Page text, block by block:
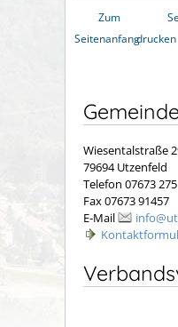
Zum
Seitenanfangdrucken
Wiesentalstraße
79694 Utzenfeld
Telefon 07673 275
Fax 07673 91457
E-Mail